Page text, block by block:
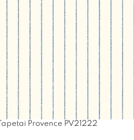
Tapetai Provence PV21222